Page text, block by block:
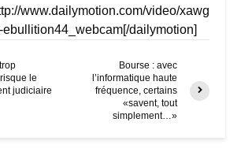
www.dailymotion.com/video/xawg
dailymotion]
le
judiciaire
Bourse : avec
l’informatique haute
fréquence, certains
«savent, tout
simplement…»